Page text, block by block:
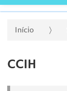
Início
CCIH